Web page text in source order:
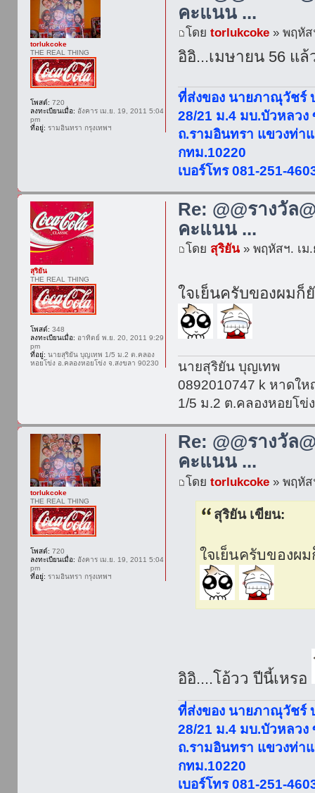
คะแนน ...
โดยtorlukcoke » พฤหัส
อิอิ...เมษายน 56 แล้
ที่ส่งของ นายภาณุวัชร์
28/21 ม.4 มบ.บัวหลวง
ถ.รามอินทรา แขวงท่าแ
กทม.10220
เบอร์โทร 081-251-
torlukcoke
THE REAL THING
โพสต์: 720
ลงทะเบียนเมื่อ: อังคาร เม.ย. 19, 2011 5:04
pm
ที่อยู่: รามอินทรา กรุงเทพฯ
Re: @@รางวัล
คะแนน ...
โดย สุริยัน » พฤหัสฯ. เม.
ใจเย็นครับของผมก็
นายสุริยัน บุญเทพ
0892010747 k หาดใ
1/5 ม.2 ต.คลองหอยโข่
สุริยัน
THE REAL THING
โพสต์: 348
ลงทะเบียนเมื่อ: อาทิตย์ พ.ย. 20, 2011 9:29
pm
ที่อยู่: นายสุริยัน บุญเทพ 1/5 ม.2 ต.คลอง
หอยโข่ง อ.คลองหอยโข่ง จ.สงขลา 90230
Re: @@รางวัล
คะแนน ...
โดยtorlukcoke » พฤหัส
สุริยัน เขียน:
ใจเย็นครับของผ
อิอิ....โอ้วว ปีนี้เหรอ
ที่ส่งของ นายภาณุวัชร์
28/21 ม.4 มบ.บัวหลวง
ถ.รามอินทรา แขวงท่าแ
กทม.10220
เบอร์โทร 081-251-
torlukcoke
THE REAL THING
โพสต์: 720
ลงทะเบียนเมื่อ: อังคาร เม.ย. 19, 2011 5:04
pm
ที่อยู่: รามอินทรา กรุงเทพฯ